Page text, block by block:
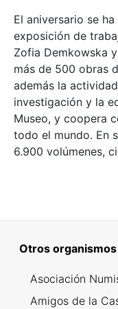
El aniversario se
exposición de
Zofia Demkowska
más de 500 obras
además la
investigación y la
Museo, y coopera
todo el mundo. En
6.900 volúmenes,
Otros
Asociación
Amigos de la